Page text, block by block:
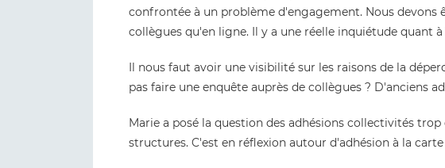
confrontée à un problème d'engagement. Nous devons
collègues qu'en ligne. Il y a une réelle inquiétude quant
Il nous faut avoir une visibilité sur les raisons de la
pas faire une enquête auprès de collègues ? D'anciens
Marie a posé la question des adhésions collectivités
structures. C'est en réflexion autour d'adhésion à la